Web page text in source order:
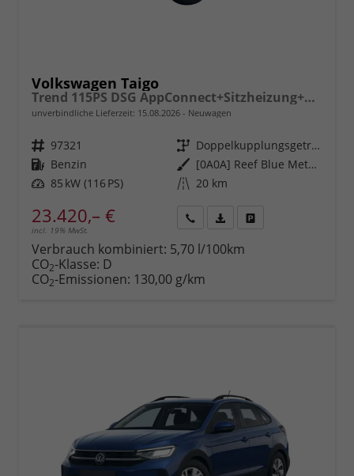
Volkswagen Taigo
Trend 115PS DSG AppConnect+Sitzheizung+PDC+Alu16+LED+DAB+FrontAssist
unverbindliche Lieferzeit: 15.08.2026 Neuwagen
Fahrzeugnr. 97321 Getriebe
Doppelkupplungsgetriebe (DSG)
Kraftstoff Benzin Außenfarbe
[0A0A] Reef Blue Metallic
Leistung 85 kW (116 PS) Kilometerstand 20 km
23.420,– €
incl. 19% MwSt.
anfordern
Datei,
Verbrauch kombiniert: 5,70 l/100km
CO2-Klasse: D
CO2-Emissionen: 130,00 g/km